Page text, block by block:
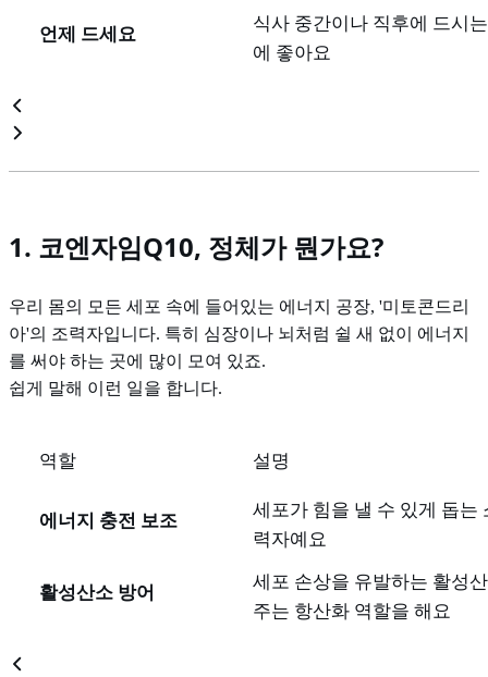
언제 드세요
식사 중간이나 직후에 드시
에 좋아요
1. 코엔자임Q10, 정체가 뭔가요?
우리 몸의 모든 세포 속에 들어있는 에너지 공장, '미토콘드리
아'의 조력자입니다. 특히 심장이나 뇌처럼 쉴 새 없이 에너지
를 써야 하는 곳에 많이 모여 있죠.
쉽게 말해 이런 일을 합니다.
역할 설명
에너지 충전 보조
세포가 힘을 낼 수 있게 돕는
력자예요
활성산소 방어
세포 손상을 유발하는 활성
주는 항산화 역할을 해요